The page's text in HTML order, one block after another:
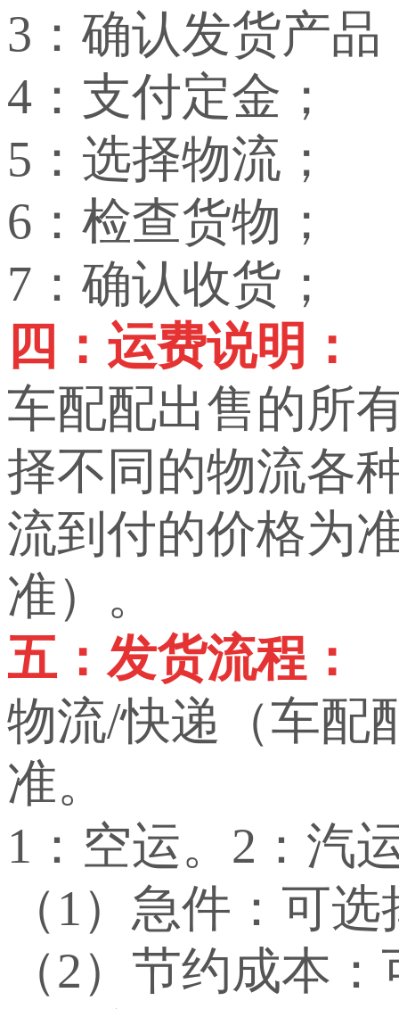
3：确认发货产品
4：支付定金；
5：选择物流；
6：检查货物；
7：确认收货；
四：运费说明：
车配配出售的所
择不同的物流各
流到付的价格为
准）。
五：发货流程：
物流/快递（车配
准。
1：空运。2：汽
（1）急件：可
（2）节约成本